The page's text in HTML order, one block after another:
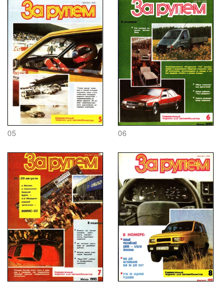
05 06